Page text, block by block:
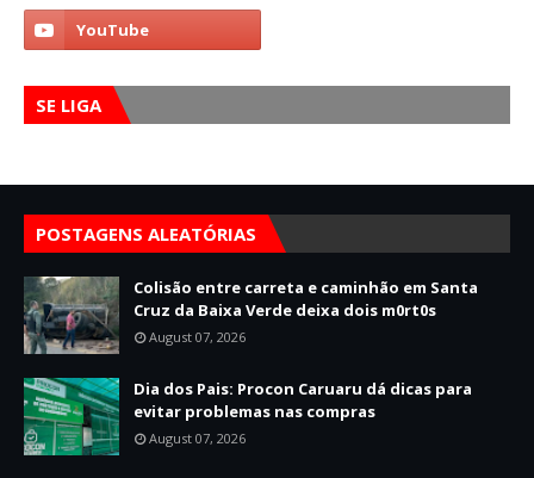
SE LIGA
POSTAGENS ALEATÓRIAS
Colisão entre carreta e caminhão em Santa
Cruz da Baixa Verde deixa dois m0rt0s
August 07, 2026
Dia dos Pais: Procon Caruaru dá dicas para
evitar problemas nas compras
August 07, 2026